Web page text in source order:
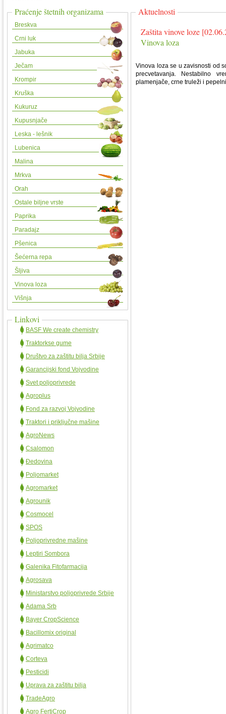
Praćenje štetnih organizama
Breskva
Crni luk
Jabuka
Ječam
Krompir
Kruška
Kukuruz
Kupusnjače
Leska - lešnik
Lubenica
Malina
Mrkva
Orah
Ostale biljne vrste
Paprika
Paradajz
Pšenica
Šećerna repa
Šljiva
Vinova loza
Višnja
Linkovi
BASF We create chemistry
Traktorkse gume
Društvo za zaštitu bilja Srbije
Garancijski fond Vojvodine
Svet poljoprivrede
Agroplus
Fond za razvoj Vojvodine
Traktori i priključne mašine
AgroNews
Csalomon
Đedovina
Poljomarket
Agromarket
Agrounik
Cosmocel
SPOS
Poljoprivredne mašine
Leptiri Sombora
Galenika Fitofarmacija
Agrosava
Ministarstvo poljoprivrede Srbije
Adama Srb
Bayer CropScience
Bacillomix original
Agrimatco
Corteva
Pesticidi
Uprava za zaštitu bilja
TradeAgro
Agro FertiCrop
Aktuelnosti
Zaštita vinove loze
Vinova loza
Vinova loza se u zavisnosti od
precvetavanja. Nestabilno
plamenjače, crne truleži i